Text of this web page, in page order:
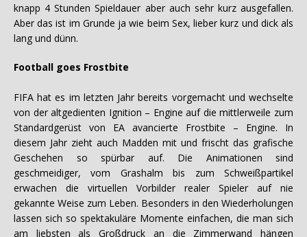
knapp 4 Stunden Spieldauer aber auch sehr kurz ausgefallen.
Aber das ist im Grunde ja wie beim Sex, lieber kurz und dick als
lang und dünn.
Football goes Frostbite
FIFA hat es im letzten Jahr bereits vorgemacht und wechselte
von der altgedienten Ignition – Engine auf die mittlerweile zum
Standardgerüst von EA avancierte Frostbite – Engine. In
diesem Jahr zieht auch Madden mit und frischt das grafische
Geschehen so spürbar auf. Die Animationen sind
geschmeidiger, vom Grashalm bis zum Schweißpartikel
erwachen die virtuellen Vorbilder realer Spieler auf nie
gekannte Weise zum Leben. Besonders in den Wiederholungen
lassen sich so spektakuläre Momente einfachen, die man sich
am liebsten als Großdruck an die Zimmerwand hängen